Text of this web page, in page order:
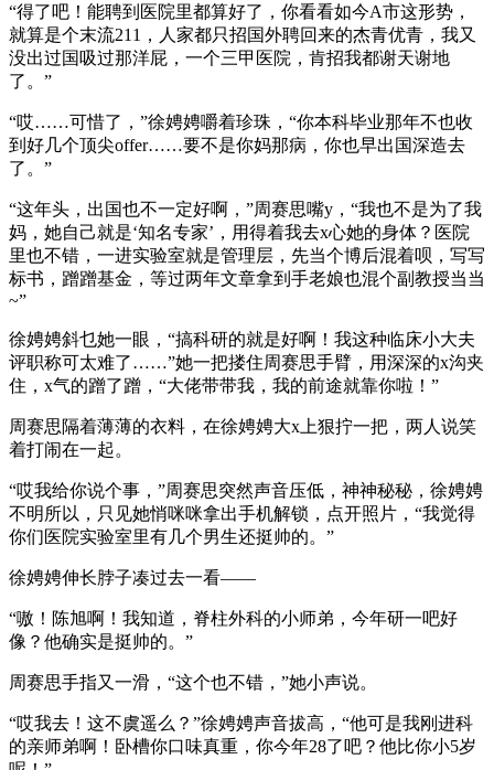
“得了吧！能聘到医院里都算好了，你看看如今A市这形势，
就算是个末流211，人家都只招国外聘回来的杰青优青，我又
没出过国吸过那洋屁，一个三甲医院，肯招我都谢天谢地
了。”
“哎……可惜了，”徐娉娉嚼着珍珠，“你本科毕业那年不也收
到好几个顶尖offer……要不是你妈那病，你也早出国深造去
了。”
“这年头，出国也不一定好啊，”周赛思嘴y，“我也不是为了我
妈，她自己就是‘知名专家’，用得着我去x心她的身体？医院
里也不错，一进实验室就是管理层，先当个博后混着呗，写写
标书，蹭蹭基金，等过两年文章拿到手老娘也混个副教授当当
~”
徐娉娉斜乜她一眼，“搞科研的就是好啊！我这种临床小大夫
评职称可太难了……”她一把搂住周赛思手臂，用深深的x沟夹
住，x气的蹭了蹭，“大佬带带我，我的前途就靠你啦！”
周赛思隔着薄薄的衣料，在徐娉娉大x上狠拧一把，两人说笑
着打闹在一起。
“哎我给你说个事，”周赛思突然声音压低，神神秘秘，徐娉娉
不明所以，只见她悄咪咪拿出手机解锁，点开照片，“我觉得
你们医院实验室里有几个男生还挺帅的。”
徐娉娉伸长脖子凑过去一看——
“嗷！陈旭啊！我知道，脊柱外科的小师弟，今年研一吧好
像？他确实是挺帅的。”
周赛思手指又一滑，“这个也不错，”她小声说。
“哎我去！这不虞遥么？”徐娉娉声音拔高，“他可是我刚进科
的亲师弟啊！卧槽你口味真重，你今年28了吧？他比你小5岁